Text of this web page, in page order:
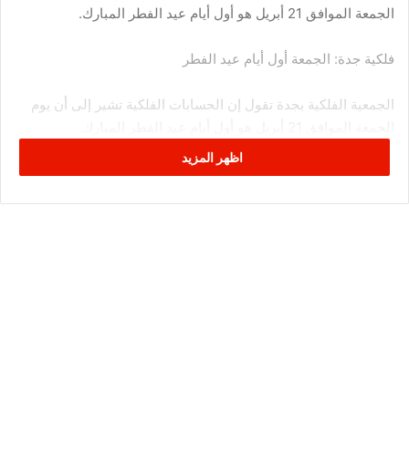
الجمعة الموافق 21 أبريل هو أول أيام عيد الفطر المبارك.
فلكية جدة: الجمعة أول أيام عيد الفطر
الجمعية الفلكية بجدة تقول إن الحسابات الفلكية تشير إلى أن يوم
اظهر المزيد